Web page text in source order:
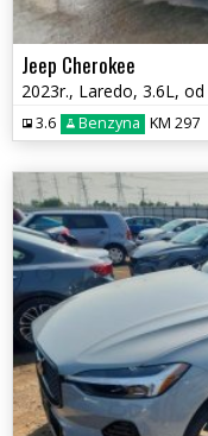
Jeep Cherokee
3.6 Benzyna KM 297